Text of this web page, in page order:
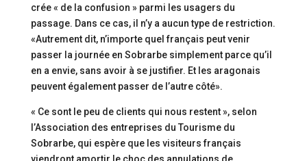
crée « de la confusion » parmi les usagers du
passage. Dans ce cas, il n’y a aucun type de restriction.
«Autrement dit, n’importe quel français peut venir
passer la journée en Sobrarbe simplement parce qu’il
en a envie, sans avoir à se justifier. Et les aragonais
peuvent également passer de l’autre côté».
« Ce sont le peu de clients qui nous restent », selon
l’Association des entreprises du Tourisme du
Sobrarbe, qui espère que les visiteurs français